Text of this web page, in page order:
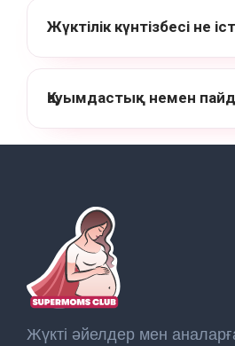
Жүктілік күнтізбесі не
Қауымдастық немен
Жүкті әйелдер мен